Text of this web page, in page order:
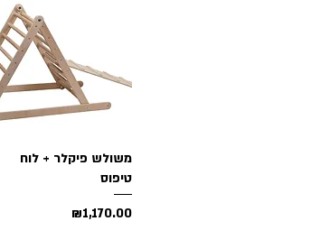
Quick View
משולש פיקלר + לוח
טיפוס
Price
₪1,170.00